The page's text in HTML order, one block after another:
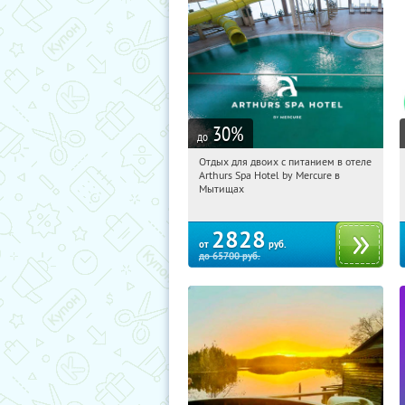
до 30%
06:06:23
Купи первым!
Московская обл., г. Мытищи, д.
Отдых для двоих с питанием в отеле
Arthurs Spa Hotel by Mercure в
Мытищах
от 2828 руб.
до65700руб.